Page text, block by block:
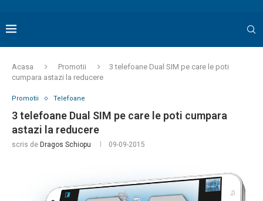
Acasa Promotii
3 telefoane Dual SIM pe care le poti
cumpara astazi la reducere
Promotii Telefoane
3 telefoane Dual SIM pe care le poti cumpara
astazi la reducere
scris de Dragos Schiopu 09-09-2015